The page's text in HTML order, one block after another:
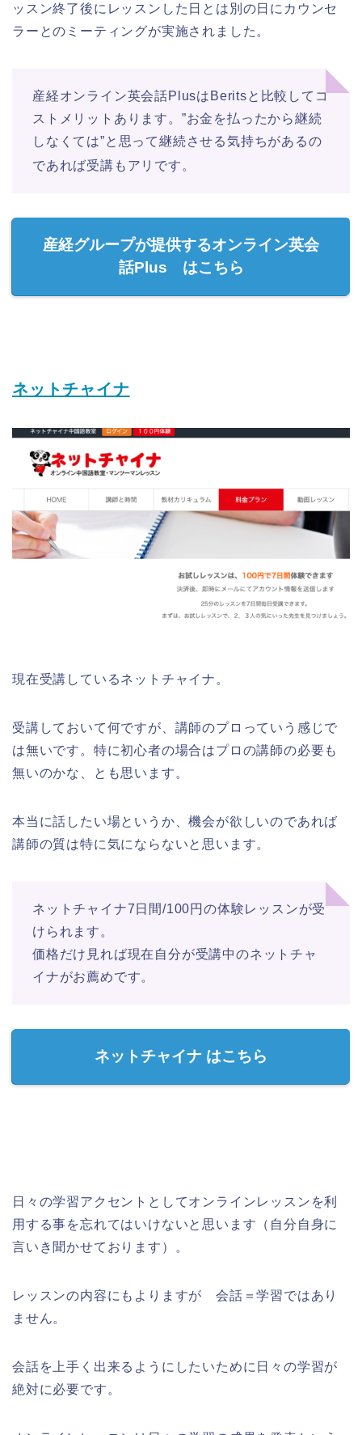
ッスン終了後にレッスンした日とは別の日にカウンセ
ラーとのミーティングが実施されました。
産経オンライン英会話PlusはBeritsと比較してコ
ストメリットあります。”お金を払ったから継続
しなくては”と思って継続させる気持ちがあるの
であれば受講もアリです。
産経グループが提供するオンライン英会
話Plus はこちら
ネットチャイナ
現在受講しているネットチャイナ。
受講しておいて何ですが、講師のプロっていう感じで
は無いです。特に初心者の場合はプロの講師の必要も
無いのかな、とも思います。
本当に話したい場というか、機会が欲しいのであれば
講師の質は特に気にならないと思います。
ネットチャイナ7日間/100円の体験レッスンが受
けられます。
価格だけ見れば現在自分が受講中のネットチャ
イナがお薦めです。
ネットチャイナ はこちら
日々の学習アクセントとしてオンラインレッスンを利
用する事を忘れてはいけないと思います（自分自身に
言いき聞かせております）。
レッスンの内容にもよりますが 会話＝学習ではあり
ません。
会話を上手く出来るようにしたいために日々の学習が
絶対に必要です。